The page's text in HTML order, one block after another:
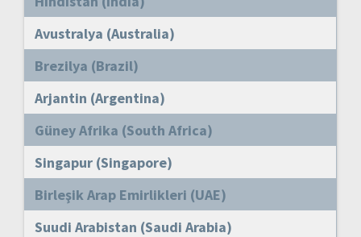
Avustralya (Australia)
Brezilya (Brazil)
Arjantin (Argentina)
Güney Afrika (South Africa)
Singapur (Singapore)
Birleşik Arap Emirlikleri (UAE)
Suudi Arabistan (Saudi Arabia)